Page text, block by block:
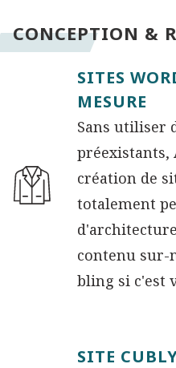
CONCEPTION &
SITES
MESURE
Sans utiliser
préexistants,
création de
totalement
contenu sur-
bling si c'est
SITE